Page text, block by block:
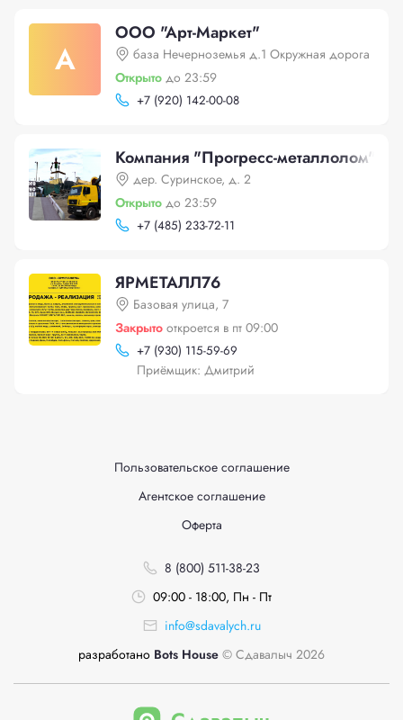
А
ООО "Арт-Маркет"
база Нечерноземья д.1 Окружная дорога
Открыто до 23:59
+7 (920) 142-00-08
Компания "Прогресс-металлолом"
дер. Суринское, д. 2
Открыто до 23:59
+7 (485) 233-72-11
ЯРМЕТАЛЛ76
Базовая улица, 7
Закрыто откроется в пт 09:00
+7 (930) 115-59-69
Приёмщик: Дмитрий
Пользовательское соглашение
Агентское соглашение
Оферта
8 (800) 511-38-23
09:00 - 18:00, Пн - Пт
info@sdavalych.ru
разработано Bots House © Сдавалыч 2026